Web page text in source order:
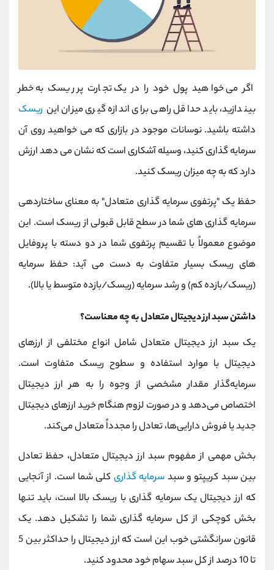
اگر می ‌خواهید پول خود را در یک تجارت پر ریسک به خطر
بیندازید، باید حداقل راهی برای اندازه ‌گیری میزان این ریسک
داشته باشید. نوسانات موجود در بازاری که می خواهید روی آن
سرمایه گذاری کنید، وسیله آشکاری است که نشان می دهد ارزش
دارد که به چه میزان ریسک کنید.
حفظ یک "پرتفوی سرمایه گذاری متعادل" به معنای ساختاردهی
سرمایه گذاری های شما در سطح قابل قبولی از ریسک است. این
موضوع معمولاً با تقسیم پرتفوی شما در دو دسته با پروفایل
های ریسک بسیار متفاوت به دست می آید: حفظ سرمایه
(ریسک/بازده کم) و رشد سرمایه (ریسک/بازده متوسط یا بالا).
داشتن سبد ارز دیجیتال متعادل به چه معناست؟
یک سبد ارز دیجیتال متعادل شامل انواع مختلفی از ارزهای
دیجیتال با موارد استفاده و سطوح ریسک متفاوت است.
سرمایه‌گذار مقدار مشخصی از وجوه را به هر ارز دیجیتال
اختصاص می‌دهد و در صورت لزوم هنگام خرید ارزهای دیجیتال
جدید یا فروش دارایی‌ها، تعادل را مجدداً متعادل می‌کند.
بخش مهمی از مفهوم سبد ارز دیجیتال متعادل، حفظ تعادل
بین سبد کریپتو و سبد سرمایه گذاری کلی شما است. از آنجایی
که ارز دیجیتال یک سرمایه گذاری با ریسک بالا است، باید تنها
بخش کوچکی از کل سرمایه گذاری شما را تشکیل دهد. یک
قانون سرانگشتی خوب این است که ارز دیجیتال را حداکثر بین 5
تا 10 درصد از کل سبد سهام خود محدود کنید.